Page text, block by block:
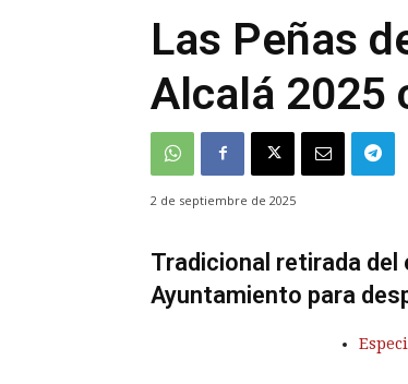
Las Peñas
Alcalá 2025
2 de septiembre de 2025
Tradicional retirada del
Ayuntamiento para